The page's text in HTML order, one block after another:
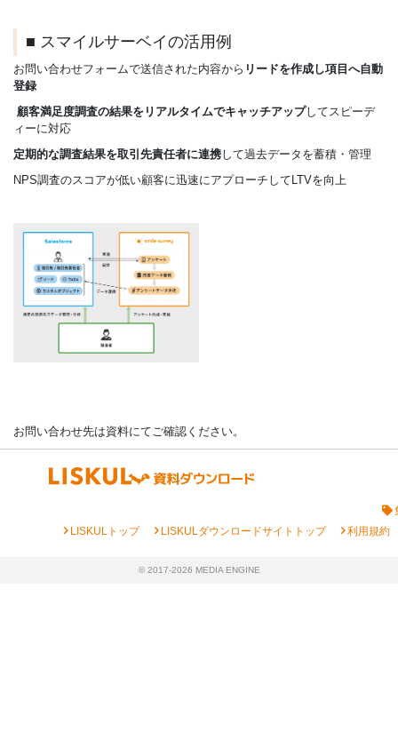
■ スマイルサーベイの活用例
お問い合わせフォームで送信された内容から リードを作成し項目へ自動
登録
顧客満足度調査の結果をリアルタイムでキャッチアップしてスピーデ
ィーに対応
定期的な調査結果を取引先責任者に連携して過去データを蓄積・管理
NPS調査のスコアが低い顧客に迅速にアプローチしてLTVを向上
お問い合わせ先は資料にてご確認ください。
chevron_rightLISKULトップ chevron_rightLISKULダウンロードサイトトップ chevron_right利用規約
© 2017-2026 MEDIA ENGINE